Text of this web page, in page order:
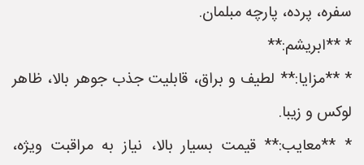
سفره، پرده، پارچه مبلمان.
* **ابریشم:**
* **مزایا:** لطیف و براق، قابلیت جذب جوهر بالا، ظاهر
لوکس و زیبا.
* **معایب:** قیمت بسیار بالا، نیاز به مراقبت ویژه،